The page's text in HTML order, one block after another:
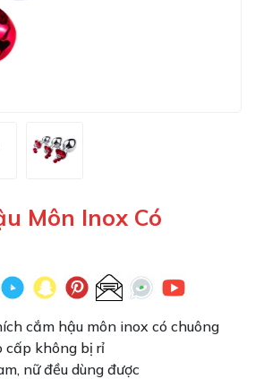
Môn Inox Có
cắm hậu môn inox có chuông
cấp không bị rỉ
nữ đều dùng được